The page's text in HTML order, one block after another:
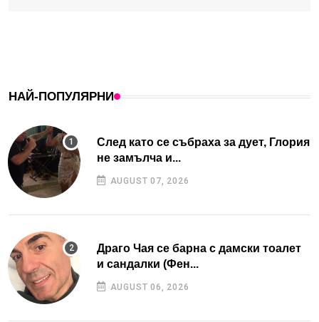
НАЙ-ПОПУЛЯРНИ
След като се събраха за дует, Глория
не замълча и...
AUGUST 07, 2026
Драго Чая се барна с дамски тоалет
и сандалки (Фен...
AUGUST 06, 2026